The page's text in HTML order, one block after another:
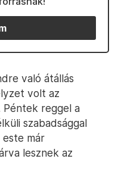
való átállás
volt az
Péntek reggel a
szabadsággal
már
lesznek az